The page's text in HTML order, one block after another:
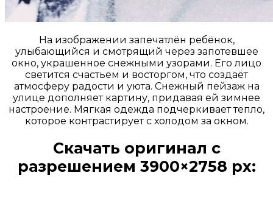
На изображении запечатлён ребёнок,
улыбающийся и смотрящий через запотевшее
окно, украшенное снежными узорами. Его лицо
светится счастьем и восторгом, что создаёт
атмосферу радости и уюта. Снежный пейзаж на
улице дополняет картину, придавая ей зимнее
настроение. Мягкая одежда подчеркивает тепло,
которое контрастирует с холодом за окном.
Скачать оригинал с
разрешением 3900×2758 px: